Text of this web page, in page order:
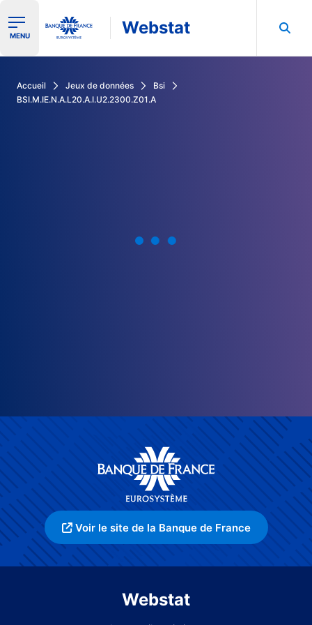
Ouvrir le menu de navigation
MENU Webstat
Accueil Jeux de données
Bsi
BSI.M.IE.N.A.L20.A.I.U2.2300.Z01.A
Voir le site de la Banque de France
Webstat